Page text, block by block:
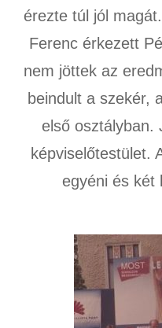
érezte túl jól
Ferenc érkezett
nem jöttek az
beindult a szekér,
első osztályban.
képviselőtestület.
egyéni és